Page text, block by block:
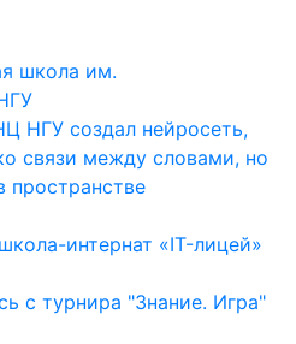
школа им.
НГУ создал нейросеть,
связи между словами, но
пространстве
интернат «IT-лицей»
с турнира "Знание. Игра"